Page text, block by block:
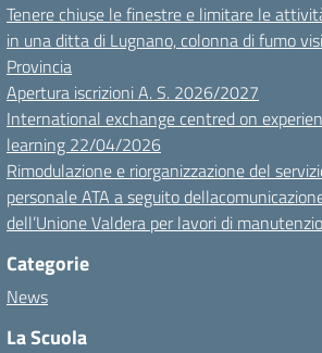
Tenere chiuse le finestre e limitare le
in una ditta di Lugnano, colonna di fumo
Provincia
Apertura iscrizioni A. S. 2026/2027
International exchange centred on
learning 22/04/2026
Rimodulazione e riorganizzazione del
personale ATA a seguito
dell’Unione Valdera per lavori di
Categorie
News
La Scuola